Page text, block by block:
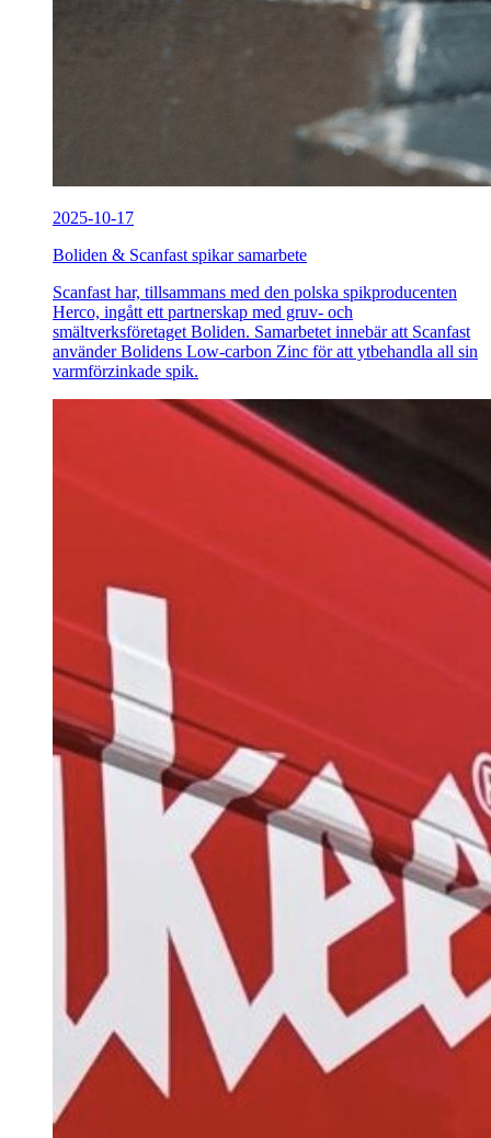
2025-10-17
Boliden & Scanfast spikar samarbete
Scanfast har, tillsammans med den polska spikproducenten
Herco, ingått ett partnerskap med gruv- och
smältverksföretaget Boliden. Samarbetet innebär att Scanfast
använder Bolidens Low-carbon Zinc för att ytbehandla all sin
varmförzinkade spik.